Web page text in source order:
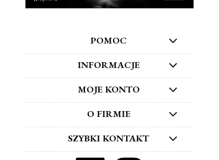
POMOC
INFORMACJE
MOJE KONTO
O FIRMIE
SZYBKI KONTAKT